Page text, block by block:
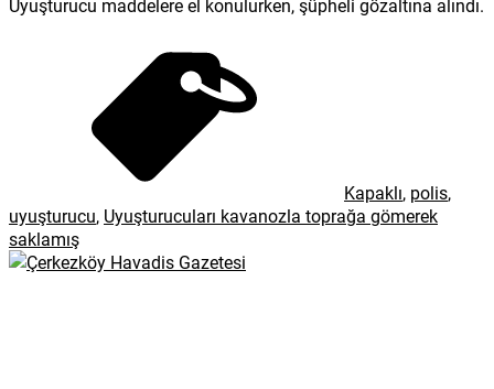
Kapaklı, polis,
uyuşturucu, Uyuşturucuları kavanozla toprağa gömerek
saklamış